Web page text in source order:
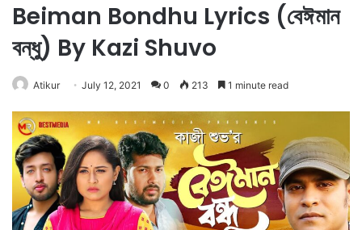
Beiman Bondhu Lyrics (বেঈমান
বন্ধু) By Kazi Shuvo
Atikur July 12, 2021 0 213 1 minute read